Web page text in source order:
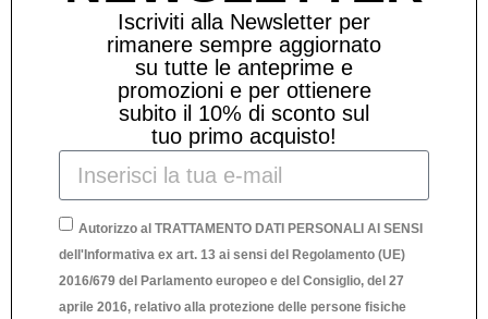
Iscriviti alla Newsletter per
rimanere sempre aggiornato
su tutte le anteprime e
promozioni e per ottienere
subito il 10% di sconto sul
tuo primo acquisto!
Autorizzo al TRATTAMENTO DATI PERSONALI AI SENSI
dell'Informativa ex art. 13 ai sensi del Regolamento (UE)
2016/679 del Parlamento europeo e del Consiglio, del 27
aprile 2016, relativo alla protezione delle persone fisiche